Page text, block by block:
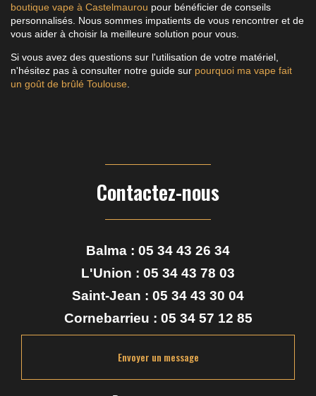
boutique vape à Castelmaurou pour bénéficier de conseils
personnalisés. Nous sommes impatients de vous rencontrer et de
vous aider à choisir la meilleure solution pour vous.
Si vous avez des questions sur l'utilisation de votre matériel,
n'hésitez pas à consulter notre guide sur pourquoi ma vape fait
un goût de brûlé Toulouse
Contactez-nous
Balma : 05 34 43 26 34
L'Union : 05 34 43 78 03
Saint-Jean : 05 34 43 30 04
Cornebarrieu : 05 34 57 12 85
Envoyer un message